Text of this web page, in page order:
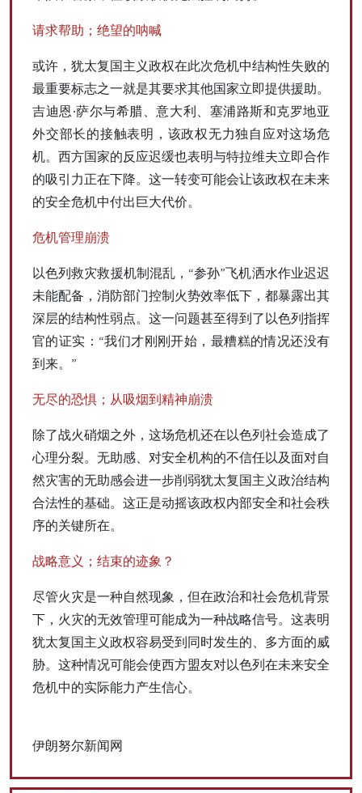
请求帮助；绝望的呐喊
或许，犹太复国主义政权在此次危机中结构性失败的
最重要标志之一就是其要求其他国家立即提供援助。
吉迪恩·萨尔与希腊、意大利、塞浦路斯和克罗地亚
外交部长的接触表明，该政权无力独自应对这场危
机。西方国家的反应迟缓也表明与特拉维夫立即合作
的吸引力正在下降。这一转变可能会让该政权在未来
的安全危机中付出巨大代价。
危机管理崩溃
以色列救灾救援机制混乱，“参孙”飞机洒水作业迟迟
未能配备，消防部门控制火势效率低下，都暴露出其
深层的结构性弱点。这一问题甚至得到了以色列指挥
官的证实：“我们才刚刚开始，最糟糕的情况还没有
到来。”
无尽的恐惧；从吸烟到精神崩溃
除了战火硝烟之外，这场危机还在以色列社会造成了
心理分裂。无助感、对安全机构的不信任以及面对自
然灾害的无助感会进一步削弱犹太复国主义政治结构
合法性的基础。这正是动摇该政权内部安全和社会秩
序的关键所在。
战略意义；结束的迹象？
尽管火灾是一种自然现象，但在政治和社会危机背景
下，火灾的无效管理可能成为一种战略信号。这表明
犹太复国主义政权容易受到同时发生的、多方面的威
胁。这种情况可能会使西方盟友对以色列在未来安全
危机中的实际能力产生信心。
伊朗努尔新闻网